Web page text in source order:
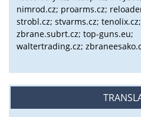
nimrod.cz; proarms.cz;
strobl.cz; stvarms.cz;
zbrane.subrt.cz; top-guns.eu;
waltertrading.cz;